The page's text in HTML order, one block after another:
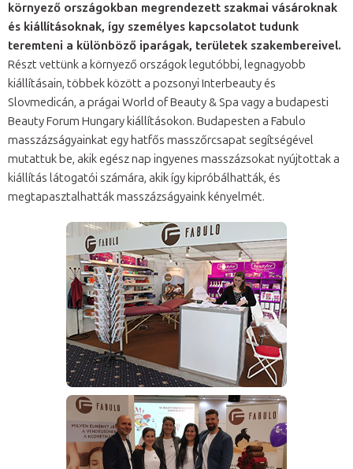
környező országokban megrendezett szakmai vásároknak
és kiállításoknak, így személyes kapcsolatot tudunk
teremteni a különböző iparágak, területek szakembereivel.
Részt vettünk a környező országok legutóbbi, legnagyobb
kiállításain, többek között a pozsonyi Interbeauty és
Slovmedicán, a prágai World of Beauty & Spa vagy a budapesti
Beauty Forum Hungary kiállításokon. Budapesten a Fabulo
masszázságyainkat egy hatfős masszőrcsapat segítségével
mutattuk be, akik egész nap ingyenes masszázsokat nyújtottak a
kiállítás látogatói számára, akik így kipróbálhatták, és
megtapasztalhatták masszázságyaink kényelmét.